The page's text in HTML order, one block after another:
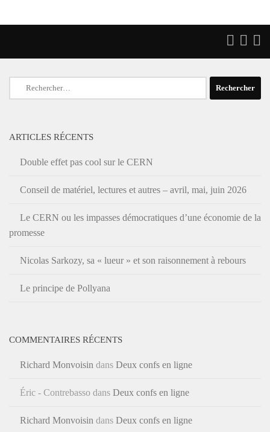
Rechercher :
ARTICLES RÉCENTS
Double effet pas cool sur le CERN
Conseil de matériel, lectures et autres – avril, mai, juin 2026
Le CERN ou les impasses démocratiques d’une économie de la
promesse
Nicolas Sarkozy, sa « lueur » et son raisonnement à rebours
Le principe de Pollyana
COMMENTAIRES RÉCENTS
Richard Monvoisin dans Deux confs en ligne
Éric - Contrebasso dans Deux confs en ligne
Richard Monvoisin dans Deux confs en ligne